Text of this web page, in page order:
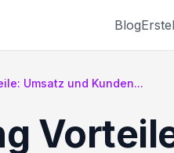
Blog
Umsatz und Kunden...